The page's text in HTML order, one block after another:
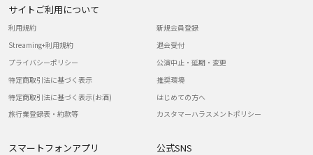
サイトご利用について
利用規約
Streaming+利用規約
プライバシーポリシー
特定商取引法に基づく表示
特定商取引法に基づく表示(お酒)
旅行業登録表・約款等
新規会員登録
退会受付
公演中止・延期・変更
推奨環境
はじめての方へ
カスタマーハラスメントポリシー
スマートフォンアプリ 公式SNS